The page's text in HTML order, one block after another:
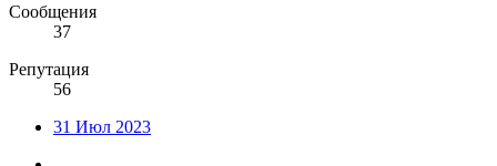
Сообщения
37
Репутация
56
31 Июл 2023